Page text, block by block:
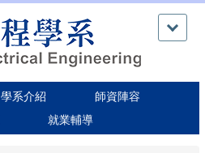
學系介紹
師資陣容
就業輔導